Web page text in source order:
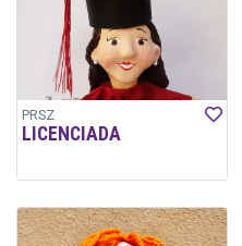
PRSZ
LICENCIADA